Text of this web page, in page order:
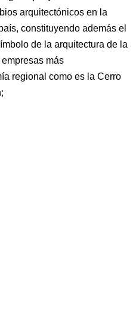
arquitectónicos en la
constituyendo además el
de la arquitectura de la
más
regional como es la Cerro